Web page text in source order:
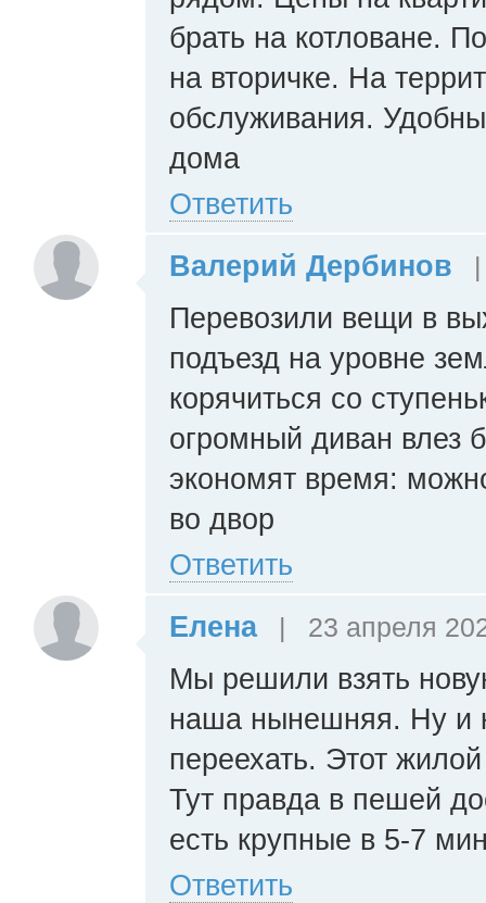
брать на котловане.
на вторичке. На
обслуживания.
дома
Ответить
Валерий Дербинов
|
Перевозили вещи в
подъезд на уровне
корячиться со
огромный диван влез
экономят время:
во двор
Ответить
Елена
| 23 апреля
Мы решили взять
наша нынешняя. Ну и
переехать. Этот
Тут правда в пешей
есть крупные в 5-7
Ответить